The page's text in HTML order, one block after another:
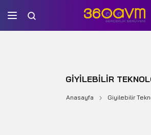
GIYILEBILIR
Anasayfa Giyilebilir